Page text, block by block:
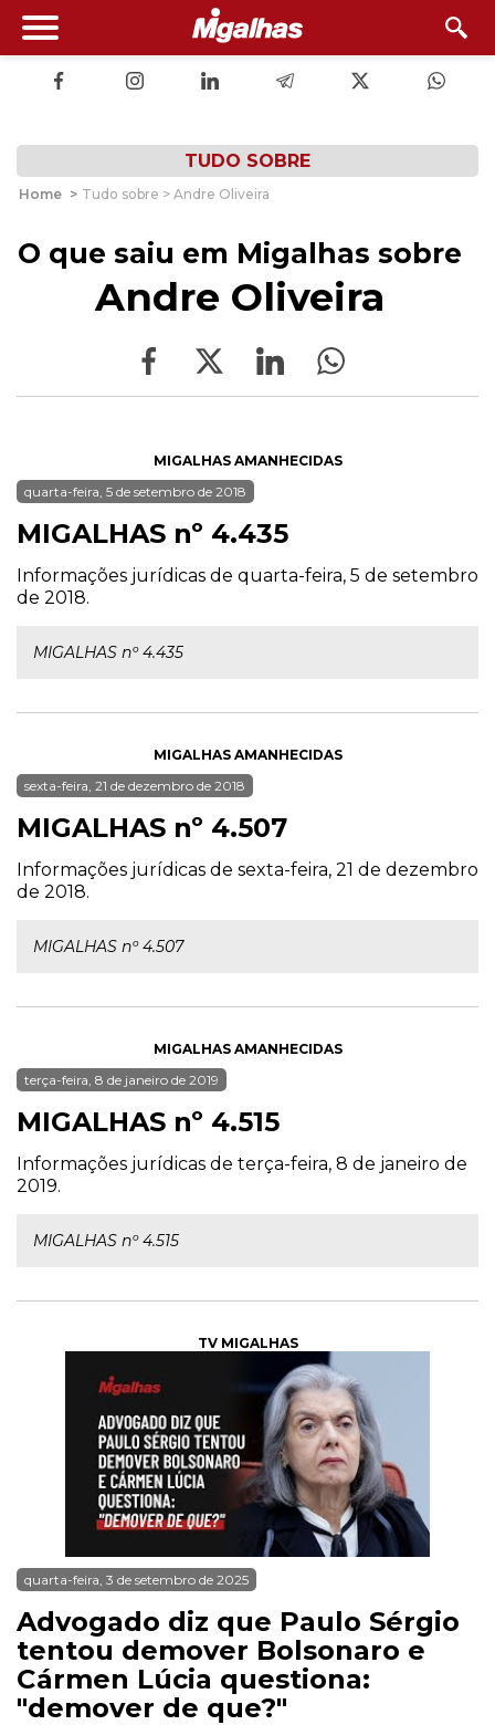
TUDO SOBRE
Home > Tudo sobre > Andre Oliveira
O que saiu em Migalhas sobre
Andre Oliveira
MIGALHAS AMANHECIDAS
quarta-feira, 5 de setembro de 2018
MIGALHAS nº 4.435
Informações jurídicas de quarta-feira, 5 de setembro
de 2018.
MIGALHAS nº 4.435
MIGALHAS AMANHECIDAS
sexta-feira, 21 de dezembro de 2018
MIGALHAS nº 4.507
Informações jurídicas de sexta-feira, 21 de dezembro
de 2018.
MIGALHAS nº 4.507
MIGALHAS AMANHECIDAS
terça-feira, 8 de janeiro de 2019
MIGALHAS nº 4.515
Informações jurídicas de terça-feira, 8 de janeiro de
2019.
MIGALHAS nº 4.515
TV MIGALHAS
quarta-feira, 3 de setembro de 2025
Advogado diz que Paulo Sérgio
tentou demover Bolsonaro e
Cármen Lúcia questiona:
"demover de que?"